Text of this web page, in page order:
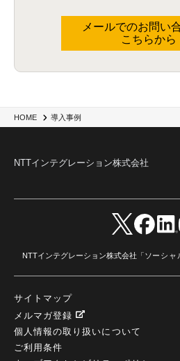
HOME 導入事例
メールでのお問い
こちらから
NTTインテグレーション株式会社
NTTインテグレーション株式会社「ソーシャ
サイトマップ
メルマガ登録
個人情報の取り扱いについて
ご利用条件